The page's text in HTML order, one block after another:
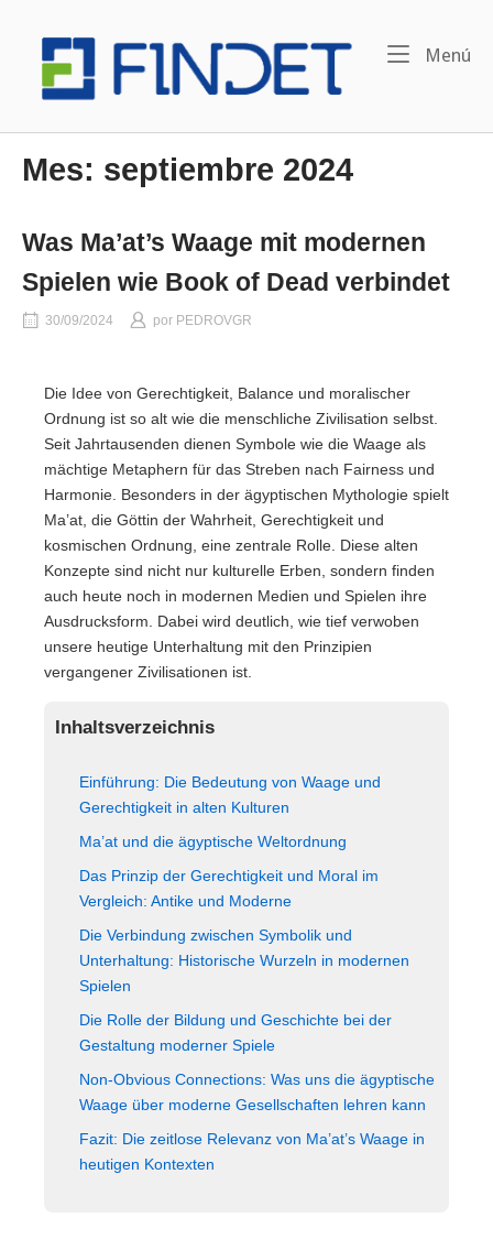
contenido
Menú
Mes: septiembre 2024
Was Ma’at’s Waage mit modernen
Spielen wie Book of Dead verbindet
30/09/2024 por PEDROVGR
Die Idee von Gerechtigkeit, Balance und moralischer
Ordnung ist so alt wie die menschliche Zivilisation selbst.
Seit Jahrtausenden dienen Symbole wie die Waage als
mächtige Metaphern für das Streben nach Fairness und
Harmonie. Besonders in der ägyptischen Mythologie spielt
Ma’at, die Göttin der Wahrheit, Gerechtigkeit und
kosmischen Ordnung, eine zentrale Rolle. Diese alten
Konzepte sind nicht nur kulturelle Erben, sondern finden
auch heute noch in modernen Medien und Spielen ihre
Ausdrucksform. Dabei wird deutlich, wie tief verwoben
unsere heutige Unterhaltung mit den Prinzipien
vergangener Zivilisationen ist.
Inhaltsverzeichnis
Einführung: Die Bedeutung von Waage und
Gerechtigkeit in alten Kulturen
Ma’at und die ägyptische Weltordnung
Das Prinzip der Gerechtigkeit und Moral im
Vergleich: Antike und Moderne
Die Verbindung zwischen Symbolik und
Unterhaltung: Historische Wurzeln in modernen
Spielen
Die Rolle der Bildung und Geschichte bei der
Gestaltung moderner Spiele
Non-Obvious Connections: Was uns die ägyptische
Waage über moderne Gesellschaften lehren kann
Fazit: Die zeitlose Relevanz von Ma’at’s Waage in
heutigen Kontexten